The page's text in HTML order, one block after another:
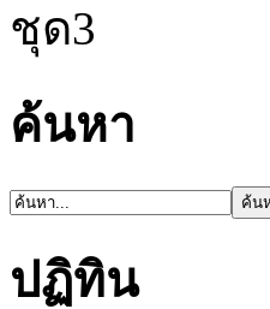
ชุด3
ค้นหา
ปฏิทิน